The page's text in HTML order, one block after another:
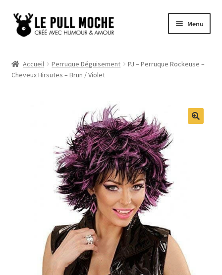
Aller
Aller
au
Menu
Pull Noël Femme
Pull Noël Promo
Accueil Perruque Déguisement
PJ – Perruque Rockeuse –
Cheveux Hirsutes – Brun / Violet